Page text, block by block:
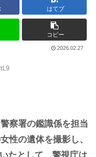
はてブ
コピー
2026.02.27
察署の鑑識係を担当
性の遺体を撮影し、